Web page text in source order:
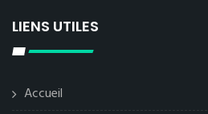
LIENS UTILES
Accueil